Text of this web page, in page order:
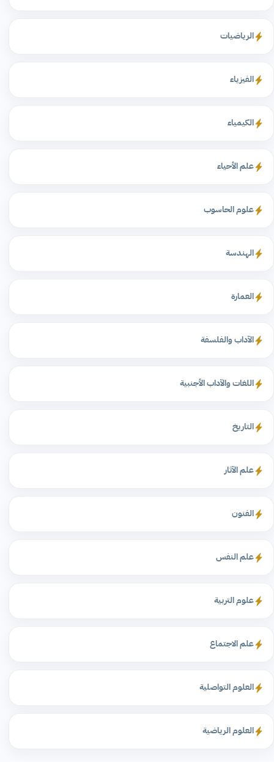
الرياضيات
الفيزياء
الكيمياء
علم الأحياء
علوم الحاسوب
الهندسة
العمارة
الآداب والفلسفة
اللغات والآداب الأجنبية
التاريخ
علم الآثار
الفنون
علم النفس
علوم التربية
علم الاجتماع
العلوم التواصلية
العلوم الرياضية